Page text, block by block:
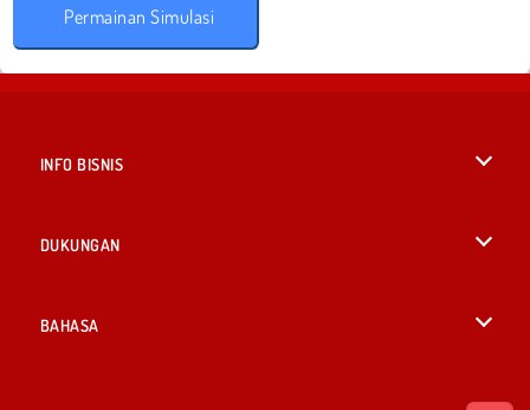
Permainan Simulasi
INFO BISNIS
DUKUNGAN
BAHASA